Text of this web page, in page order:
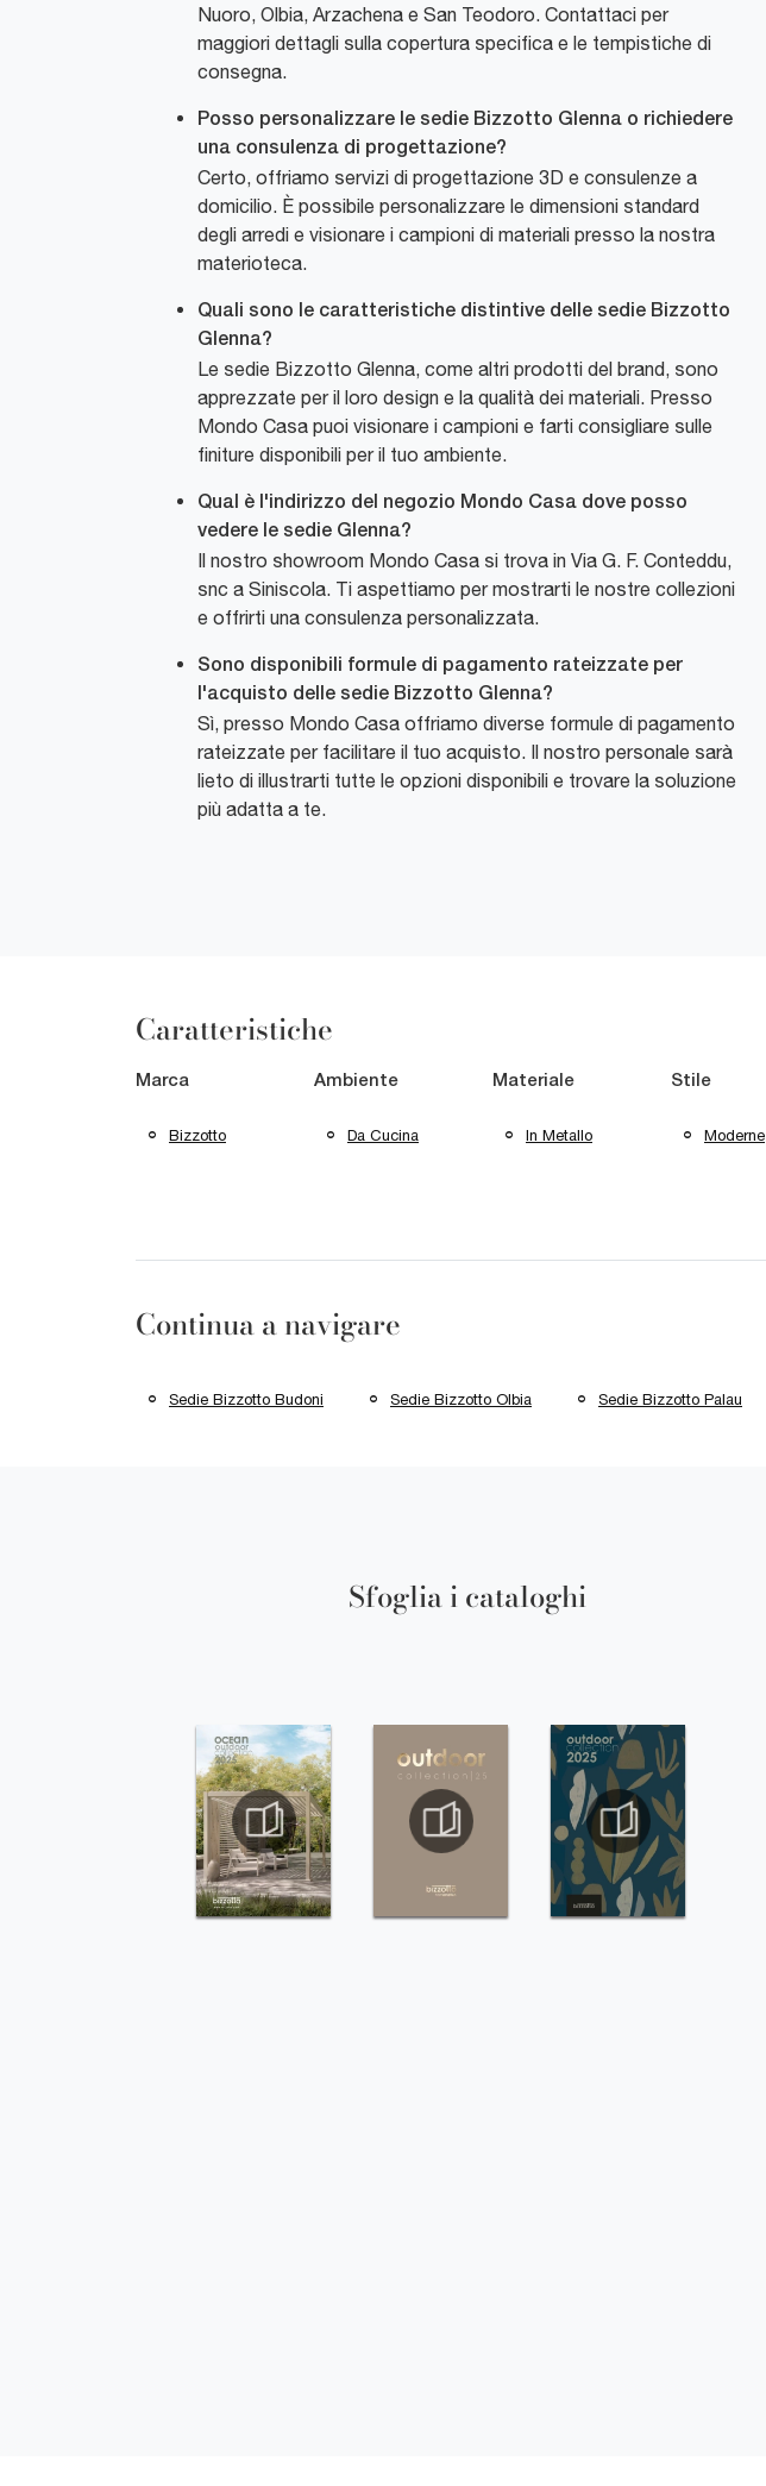
Nuoro, Olbia, Arzachena e San Teodoro. Contattaci per
maggiori dettagli sulla copertura specifica e le tempistiche di
consegna.
Posso personalizzare le sedie Bizzotto Glenna o richiedere
una consulenza di progettazione?
Certo, offriamo servizi di progettazione 3D e consulenze a
domicilio. È possibile personalizzare le dimensioni standard
degli arredi e visionare i campioni di materiali presso la nostra
materioteca.
Quali sono le caratteristiche distintive delle sedie Bizzotto
Glenna?
Le sedie Bizzotto Glenna, come altri prodotti del brand, sono
apprezzate per il loro design e la qualità dei materiali. Presso
Mondo Casa puoi visionare i campioni e farti consigliare sulle
finiture disponibili per il tuo ambiente.
Qual è l'indirizzo del negozio Mondo Casa dove posso
vedere le sedie Glenna?
Il nostro showroom Mondo Casa si trova in Via G. F. Conteddu,
snc a Siniscola. Ti aspettiamo per mostrarti le nostre collezioni
e offrirti una consulenza personalizzata.
Sono disponibili formule di pagamento rateizzate per
l'acquisto delle sedie Bizzotto Glenna?
Sì, presso Mondo Casa offriamo diverse formule di pagamento
rateizzate per facilitare il tuo acquisto. Il nostro personale sarà
lieto di illustrarti tutte le opzioni disponibili e trovare la soluzione
più adatta a te.
Caratteristiche
Marca
Bizzotto
Ambiente
Da Cucina
Materiale
In Metallo
Stile
Moderne
Continua a navigare
Sedie Bizzotto Budoni Sedie Bizzotto Olbia Sedie Bizzotto Palau
Sfoglia i cataloghi